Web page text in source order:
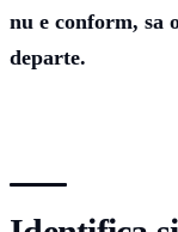
nu e conform, sa
departe.